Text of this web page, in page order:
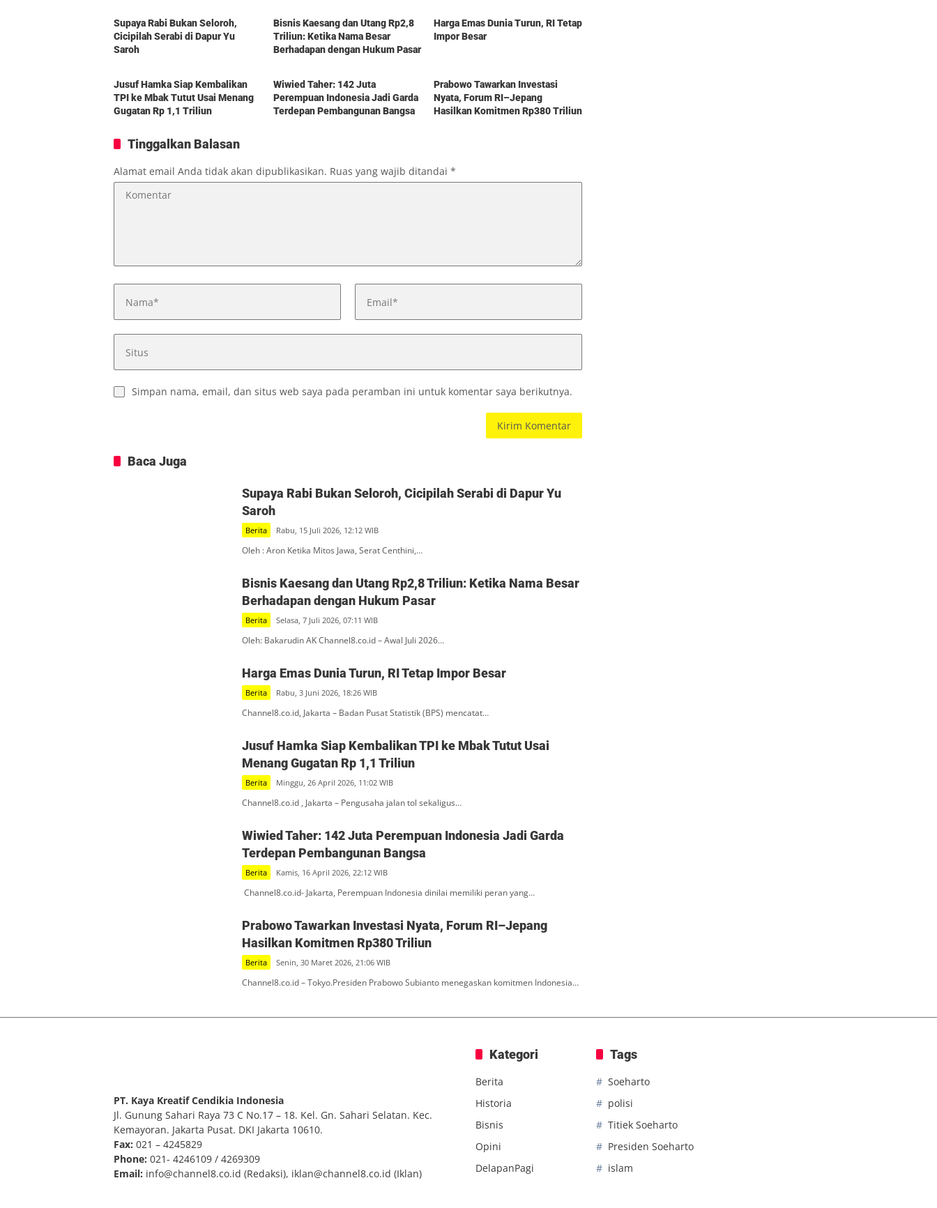
Supaya Rabi Bukan Seloroh,
Cicipilah Serabi di Dapur Yu
Saroh
Bisnis Kaesang dan Utang Rp2,8
Triliun: Ketika Nama Besar
Berhadapan dengan Hukum Pasar
Harga Emas Dunia Turun, RI Tetap
Impor Besar
Jusuf Hamka Siap Kembalikan
TPI ke Mbak Tutut Usai Menang
Gugatan Rp 1,1 Triliun
Wiwied Taher: 142 Juta
Perempuan Indonesia Jadi Garda
Terdepan Pembangunan Bangsa
Prabowo Tawarkan Investasi
Nyata, Forum RI–Jepang
Hasilkan Komitmen Rp380 Triliun
Tinggalkan Balasan
Alamat email Anda tidak akan dipublikasikan. Ruas yang wajib ditandai *
Simpan nama, email, dan situs web saya pada peramban ini untuk komentar saya berikutnya.
Baca Juga
Supaya Rabi Bukan Seloroh, Cicipilah Serabi di Dapur Yu
Saroh
Berita Rabu, 15 Juli 2026, 12:12 WIB
Oleh : Aron Ketika Mitos Jawa, Serat Centhini,…
Bisnis Kaesang dan Utang Rp2,8 Triliun: Ketika Nama Besar
Berhadapan dengan Hukum Pasar
Berita Selasa, 7 Juli 2026, 07:11 WIB
Oleh: Bakarudin AK Channel8.co.id – Awal Juli 2026…
Harga Emas Dunia Turun, RI Tetap Impor Besar
Berita Rabu, 3 Juni 2026, 18:26 WIB
Channel8.co.id, Jakarta – Badan Pusat Statistik (BPS) mencatat…
Jusuf Hamka Siap Kembalikan TPI ke Mbak Tutut Usai
Menang Gugatan Rp 1,1 Triliun
Berita Minggu, 26 April 2026, 11:02 WIB
Channel8.co.id , Jakarta – Pengusaha jalan tol sekaligus…
Wiwied Taher: 142 Juta Perempuan Indonesia Jadi Garda
Terdepan Pembangunan Bangsa
Berita Kamis, 16 April 2026, 22:12 WIB
Channel8.co.id- Jakarta, Perempuan Indonesia dinilai memiliki peran yang…
Prabowo Tawarkan Investasi Nyata, Forum RI–Jepang
Hasilkan Komitmen Rp380 Triliun
Berita Senin, 30 Maret 2026, 21:06 WIB
Channel8.co.id – Tokyo.Presiden Prabowo Subianto menegaskan komitmen Indonesia…
PT. Kaya Kreatif Cendikia Indonesia
Jl. Gunung Sahari Raya 73 C No.17 – 18. Kel. Gn. Sahari Selatan. Kec.
Kemayoran. Jakarta Pusat. DKI Jakarta 10610.
Fax: 021 – 4245829
Phone: 021- 4246109 / 4269309
Email: info@channel8.co.id (Redaksi), iklan@channel8.co.id (Iklan)
Kategori
Berita
Historia
Bisnis
Opini
DelapanPagi
Tags
Soeharto
polisi
Titiek Soeharto
Presiden Soeharto
islam